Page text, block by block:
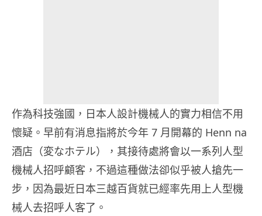
作為科技強國，日本人設計機械人的實力相信不用
懷疑。早前有消息指將於今年 7 月開幕的 Henn na
酒店（変なホテル），其接待處將會以一系列人型
機械人招呼顧客，不過這種做法卻似乎被人搶先一
步，因為最近日本三越百貨就已經率先用上人型機
械人去招呼人客了。